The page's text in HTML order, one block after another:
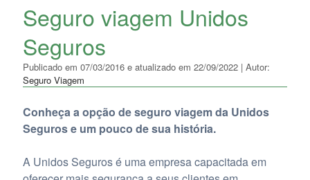
Seguro viagem Unidos
Seguros
Publicado em 07/03/2016 e atualizado em 22/09/2022 | Autor:
Seguro Viagem
Conheça a opção de seguro viagem da Unidos
Seguros e um pouco de sua história.
A Unidos Seguros é uma empresa capacitada em